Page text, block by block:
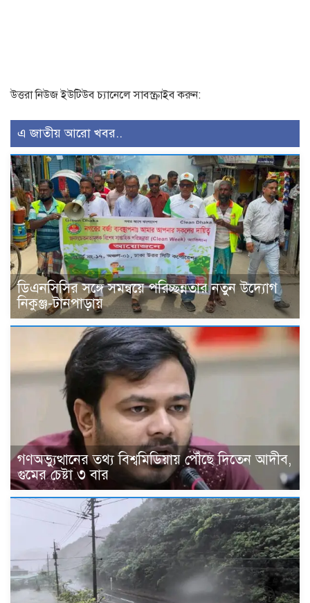
উত্তরা নিউজ ইউটিউব চ্যানেলে সাবস্ক্রাইব করুন:
এ জাতীয় আরো খবর..
ডিএনসিসির সঙ্গে সমন্বয়ে পরিচ্ছন্নতার নতুন উদ্যোগ
নিকুঞ্জ-টানপাড়ায়
গণঅভ্যুত্থানের তথ্য বিশ্বমিডিয়ায় পৌঁছে দিতেন আদীব,
গুমের চেষ্টা ৩ বার